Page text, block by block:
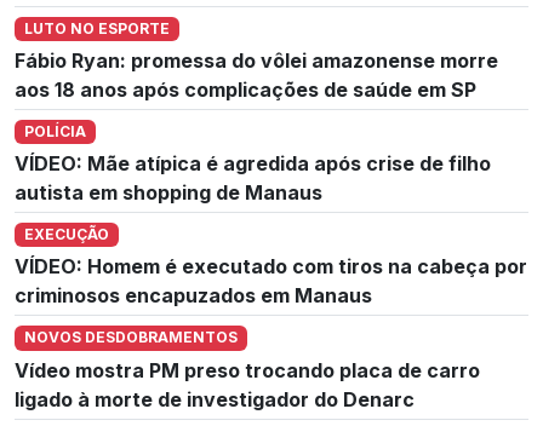
LUTO NO ESPORTE
Fábio Ryan: promessa do vôlei amazonense morre
aos 18 anos após complicações de saúde em SP
POLÍCIA
VÍDEO: Mãe atípica é agredida após crise de filho
autista em shopping de Manaus
EXECUÇÃO
VÍDEO: Homem é executado com tiros na cabeça por
criminosos encapuzados em Manaus
NOVOS DESDOBRAMENTOS
Vídeo mostra PM preso trocando placa de carro
ligado à morte de investigador do Denarc